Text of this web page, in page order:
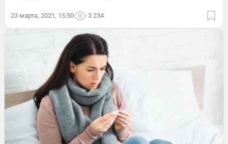
23 марта, 2021, 15:50 3 234